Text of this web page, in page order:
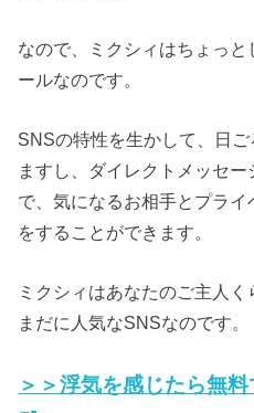
なので、ミクシィはちょっ
ールなのです。
SNSの特性を生かして、日
ますし、ダイレクトメッセ
で、気になるお相手とプラ
をすることができます。
ミクシィはあなたのご主人
まだに人気なSNSなのです。
＞＞浮気を感じたら無